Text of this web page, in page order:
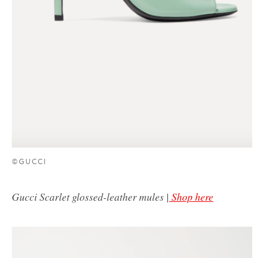
©GUCCI
Gucci Scarlet glossed-leather mules | Shop here